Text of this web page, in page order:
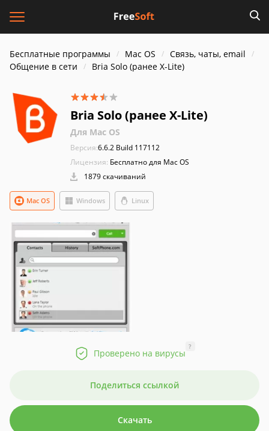
Бесплатные программы Mac OS
Связь, чаты, email
Общение в сети
Bria Solo (ранее X-Lite)
Bria Solo (ранее X-Lite)
Для Mac OS
Версия:6.6.2 Build 117112
Лицензия: Бесплатно для Mac OS
1879 скачиваний
Windows Linux
Mac OS
Проверено на вирусы
?
Поделиться ссылкой
Скачать